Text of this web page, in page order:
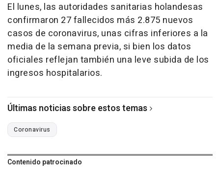
El lunes, las autoridades sanitarias holandesas
confirmaron 27 fallecidos más 2.875 nuevos
casos de coronavirus, unas cifras inferiores a la
media de la semana previa, si bien los datos
oficiales reflejan también una leve subida de los
ingresos hospitalarios.
Últimas noticias sobre estos temas
Coronavirus
Contenido patrocinado